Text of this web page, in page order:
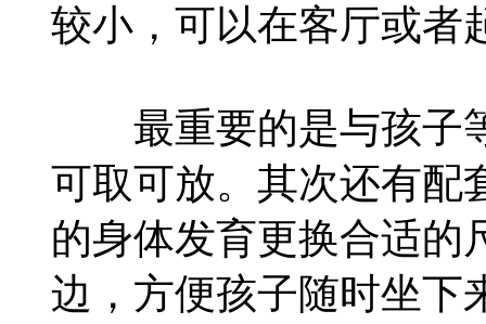
较小，可以在客厅或者
最重要的是与孩子
可取可放。其次还有配
的身体发育更换合适的
边，方便孩子随时坐下